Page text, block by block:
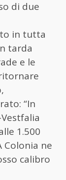
di due
in tutta
tarda
e le
“In
1.500
Colonia ne
calibro